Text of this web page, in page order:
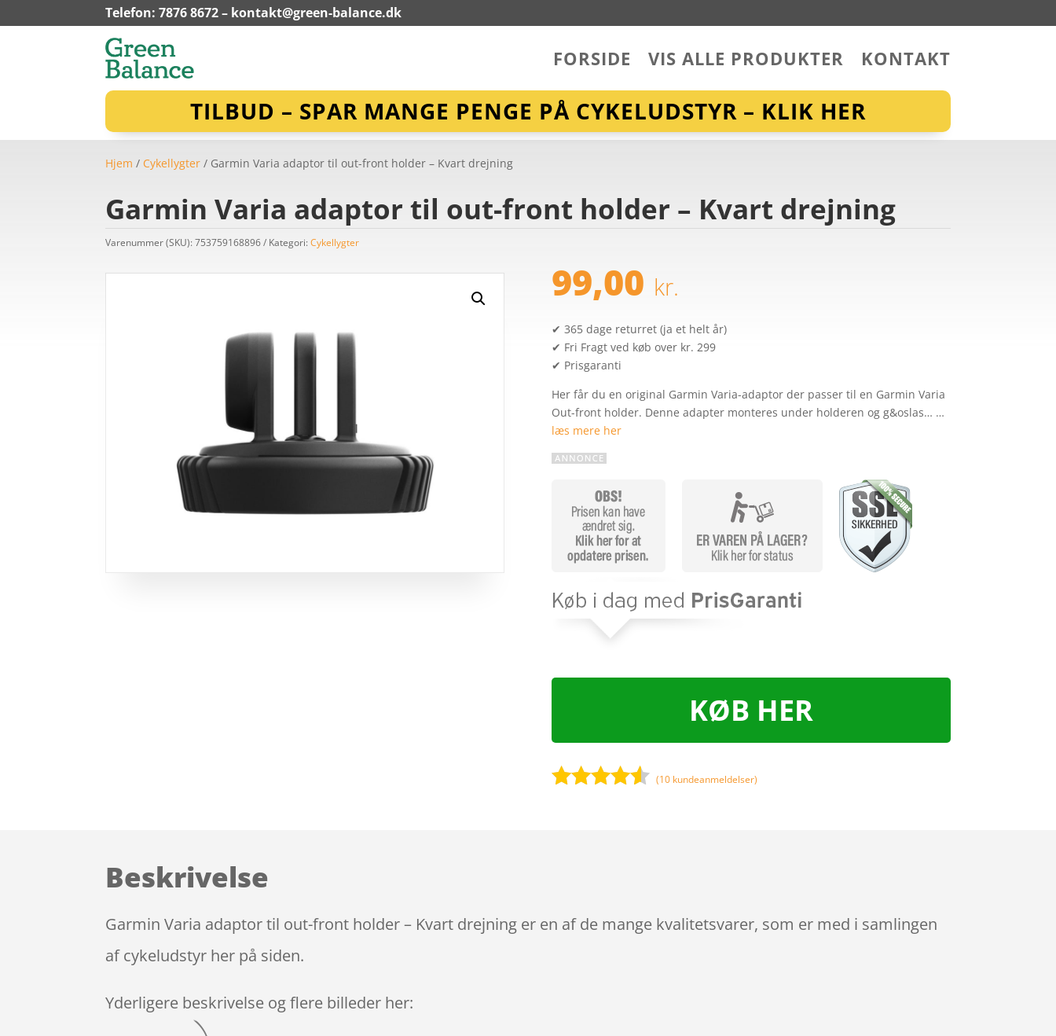
Telefon: 7876 8672 – kontakt@green-balance.dk
FORSIDE VIS ALLE PRODUKTER KONTAKT
TILBUD – SPAR MANGE PENGE PÅ CYKELUDSTYR – KLIK HER
Hjem / Cykellygter / Garmin Varia adaptor til out-front holder – Kvart drejning
Garmin Varia adaptor til out-front holder – Kvart drejning
Varenummer (SKU):753759168896 Kategori:Cykellygter
99,00 kr.
✔ 365 dage returret (ja et helt år)
✔ Fri Fragt ved køb over kr. 299
✔ Prisgaranti
Her får du en original Garmin Varia-adaptor der passer til en Garmin Varia
Out-front holder. Denne adapter monteres under holderen og g&oslas… …
læs mere her
KØB HER
mmelser
(10 kundeanmeldelser)
Beskrivelse
Garmin Varia adaptor til out-front holder – Kvart drejning er en af de mange kvalitetsvarer, som er med i samlingen
af cykeludstyr her på siden.
Yderligere beskrivelse og flere billeder her: